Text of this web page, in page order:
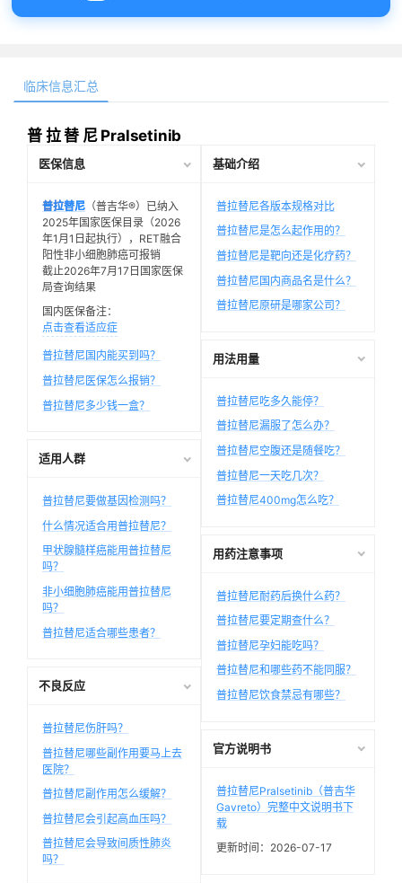
临床信息汇总
普 拉 替 尼 Pralsetinib
医保信息
普拉替尼 （普吉华®）已纳入
2025年国家医保目录（2026
年1月1日起执行），RET融合
阳性非小细胞肺癌可报销
截止2026年7月17日国家医保
局查询结果
国内医保备注：
点击查看适应症
普拉替尼国内能买到吗？
普拉替尼医保怎么报销？
普拉替尼多少钱一盒？
适用人群
普拉替尼要做基因检测吗？
什么情况适合用普拉替尼？
甲状腺髓样癌能用普拉替尼
吗？
非小细胞肺癌能用普拉替尼
吗？
普拉替尼适合哪些患者？
不良反应
普拉替尼伤肝吗？
普拉替尼哪些副作用要马上去
医院？
普拉替尼副作用怎么缓解？
普拉替尼会引起高血压吗？
普拉替尼会导致间质性肺炎
吗？
基础介绍
普拉替尼各版本规格对比
普拉替尼是怎么起作用的？
普拉替尼是靶向还是化疗药？
普拉替尼国内商品名是什么？
普拉替尼原研是哪家公司？
用法用量
普拉替尼吃多久能停？
普拉替尼漏服了怎么办？
普拉替尼空腹还是随餐吃？
普拉替尼一天吃几次？
普拉替尼400mg怎么吃？
用药注意事项
普拉替尼耐药后换什么药？
普拉替尼要定期查什么？
普拉替尼孕妇能吃吗？
普拉替尼和哪些药不能同服？
普拉替尼饮食禁忌有哪些？
官方说明书
普拉替尼Pralsetinib（普吉华
Gavreto）完整中文说明书下
载
更新时间：2026-07-17